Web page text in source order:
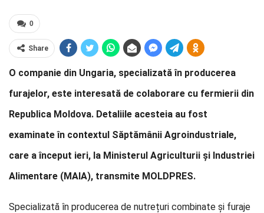
0
Share
O companie din Ungaria, specializată în producerea
furajelor, este interesată de colaborare cu fermierii din
Republica Moldova. Detaliile acesteia au fost
examinate în contextul Săptămânii Agroindustriale,
care a început ieri, la Ministerul Agriculturii și Industriei
Alimentare (MAIA), transmite MOLDPRES.
Specializată în producerea de nutrețuri combinate și furaje